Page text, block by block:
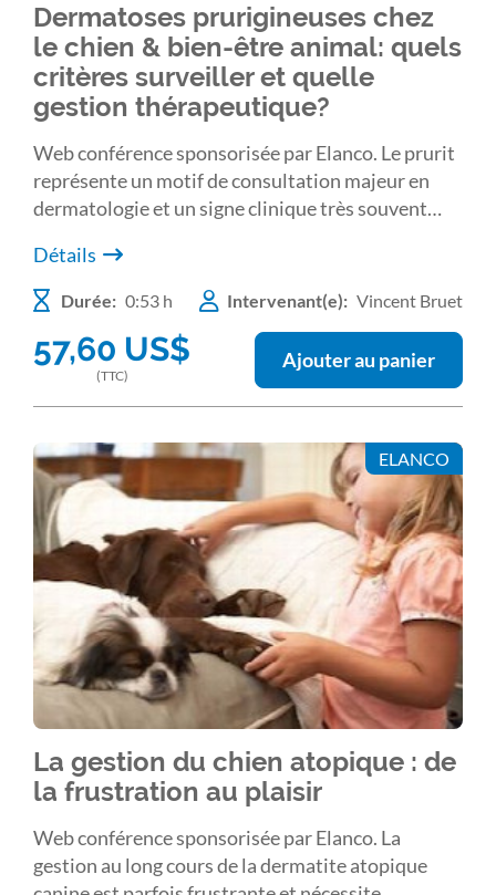
Dermatoses prurigineuses chez
le chien & bien-être animal: quels
critères surveiller et quelle
gestion thérapeutique?
Web conférence sponsorisée par Elanco. Le prurit
représente un motif de consultation majeur en
dermatologie et un signe clinique très souvent
avoir sur le bien-être de l'animal? Comment
l'estimer? Y a-t-il une frontière entre douleur et
prurit? Comment lutter contre le prurit? Ce sont
ces points principaux qui seront abordés lors de la
présentation.
Détails
Durée: 0:53 h Intervenant(e): Vincent Bruet
57,60 US$
(TTC)
Ajouter au panier
ELANCO
La gestion du chien atopique : de
la frustration au plaisir
Web conférence sponsorisée par Elanco. La
gestion au long cours de la dermatite atopique